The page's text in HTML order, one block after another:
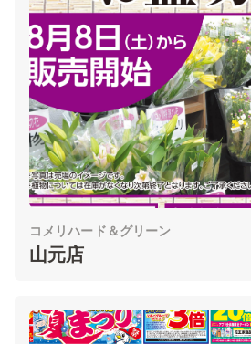
コメリハード＆グリーン
山元店